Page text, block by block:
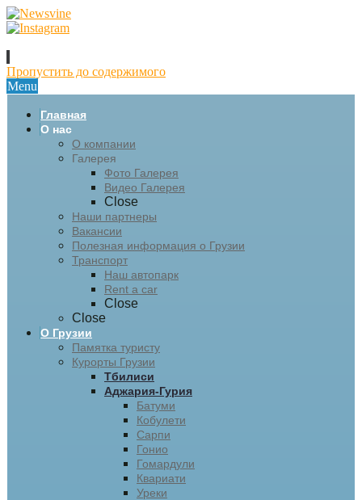
Пропустить до содержимого
Menu
Главная
О нас
О компании
Галерея
Фото Галерея
Видео Галерея
Close
Наши партнеры
Вакансии
Полезная информация о Грузии
Транспорт
Наш автопарк
Rent a car
Close
Close
О Грузии
Памятка туристу
Курорты Грузии
Тбилиси
Аджария-Гурия
Батуми
Кобулети
Сарпи
Гонио
Гомардули
Квариати
Уреки